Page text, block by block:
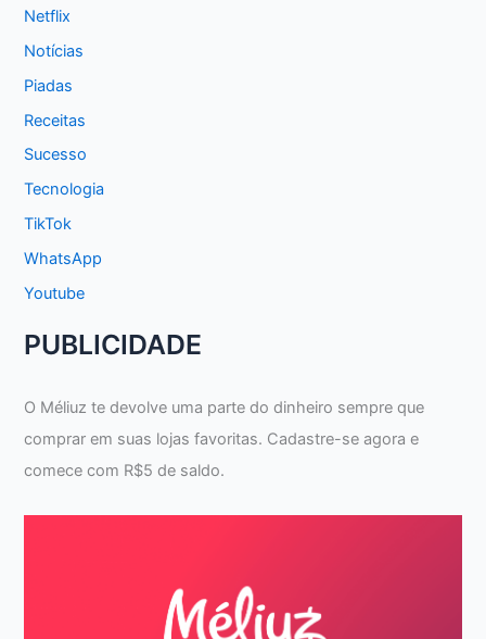
Netflix
Notícias
Piadas
Receitas
Sucesso
Tecnologia
TikTok
WhatsApp
Youtube
PUBLICIDADE
O Méliuz te devolve uma parte do dinheiro sempre que
comprar em suas lojas favoritas. Cadastre-se agora e
comece com R$5 de saldo.